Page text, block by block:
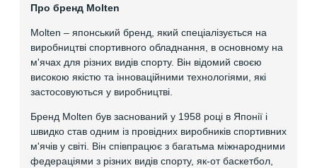
Про бренд Molten
Molten – японський бренд, який спеціалізується на
виробництві спортивного обладнання, в основному на
м'ячах для різних видів спорту. Він відомий своєю
високою якістю та інноваційними технологіями, які
застосовуються у виробництві.
Бренд Molten був заснований у 1958 році в Японії і
швидко став одним із провідних виробників спортивних
м'ячів у світі. Він співпрацює з багатьма міжнародними
федераціями з різних видів спорту, як-от баскетбол,